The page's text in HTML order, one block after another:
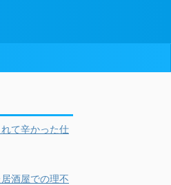
て辛かった仕
酒屋での理不